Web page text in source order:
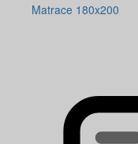
Matrace 180x200